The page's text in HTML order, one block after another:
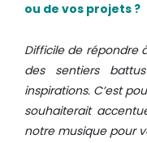
ou de vos projets ?
Difficile de répondre
des sentiers
inspirations. C’est
souhaiterait
notre musique pour